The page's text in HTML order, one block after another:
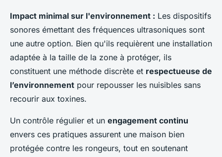
Impact minimal sur l'environnement : Les dispositifs
sonores émettant des fréquences ultrasoniques sont
une autre option. Bien qu'ils requièrent une installation
adaptée à la taille de la zone à protéger, ils
constituent une méthode discrète et respectueuse de
l’environnement pour repousser les nuisibles sans
recourir aux toxines.
Un contrôle régulier et un engagement continu
envers ces pratiques assurent une maison bien
protégée contre les rongeurs, tout en soutenant